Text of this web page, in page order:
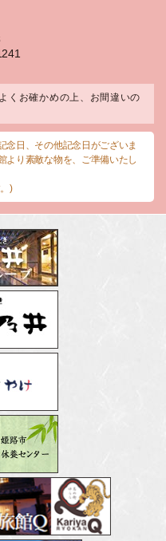
くお確かめの上、お間違いの
念日、その他記念日がございま
より素敵な物を、ご準備いたし
)